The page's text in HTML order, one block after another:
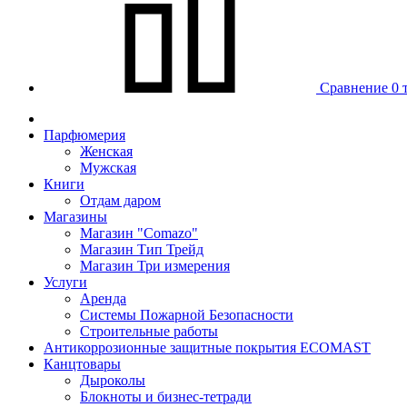
Сравнение 0
Парфюмерия
Женская
Мужская
Книги
Отдам даром
Магазины
Магазин "Comazo"
Магазин Тип Трейд
Магазин Три измерения
Услуги
Аренда
Системы Пожарной Безопасности
Строительные работы
Антикоррозионные защитные покрытия ECOMAST
Канцтовары
Дыроколы
Блокноты и бизнес-тетради